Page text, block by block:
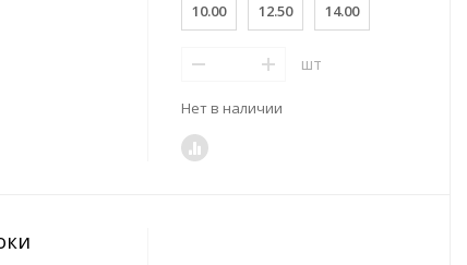
10.00 12.50 14.00
шт
Нет в наличии